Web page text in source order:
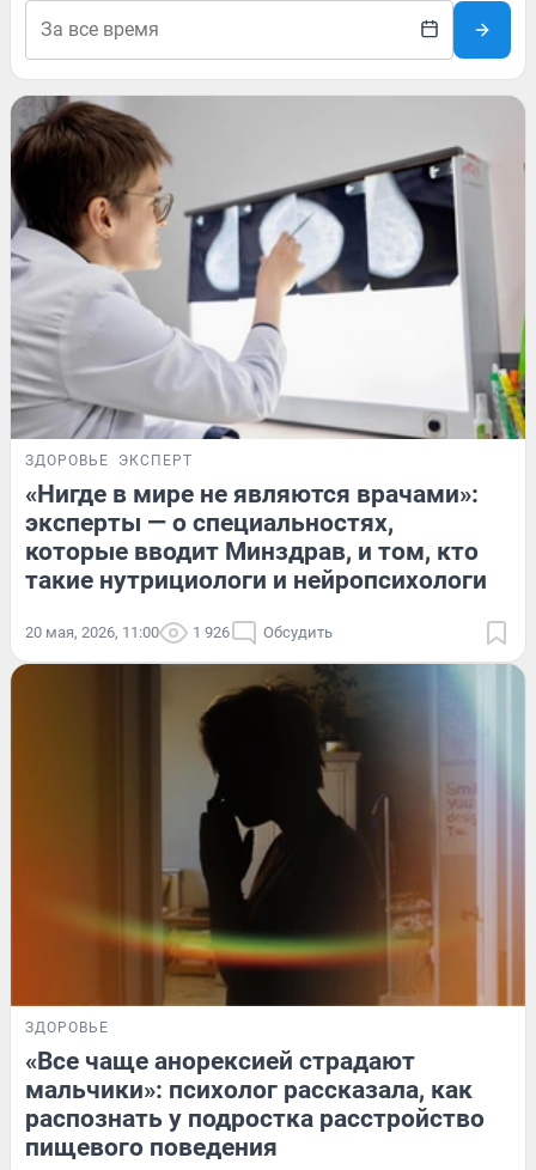
ЗДОРОВЬЕ ЭКСПЕРТ
«Нигде в мире не являются врачами»:
эксперты — о специальностях,
которые вводит Минздрав, и том, кто
такие нутрициологи и нейропсихологи
20 мая, 2026, 11:00 1 926 Обсудить
ЗДОРОВЬЕ
«Все чаще анорексией страдают
мальчики»: психолог рассказала, как
распознать у подростка расстройство
пищевого поведения